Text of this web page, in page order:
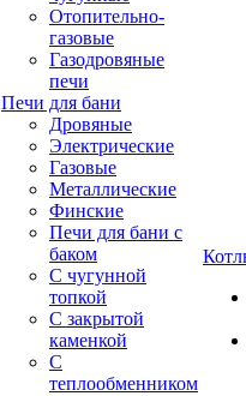
Отопительно-
газовые
Газодровяные
печи
Печи для бани
Дровяные
Электрические
Газовые
Металлические
Финские
Печи для бани с
баком
С чугунной
топкой
С закрытой
каменкой
С
теплообменником